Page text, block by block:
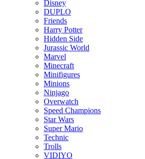
Disney
DUPLO
Friends
Harry Potter
Hidden Side
Jurassic World
Marvel
Minecraft
Minifigures
Minions
Ninjago
Overwatch
Speed Champions
Star Wars
Super Mario
Technic
Trolls
VIDIYO